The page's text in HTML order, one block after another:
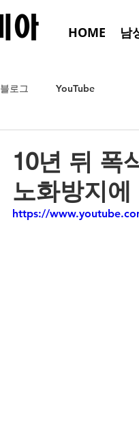
HOME 남
블로그 YouTube
10년 뒤 폭
노화방지
https://